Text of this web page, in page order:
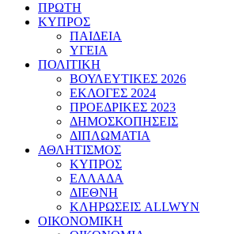
ΠΡΩΤΗ
ΚΥΠΡΟΣ
ΠΑΙΔΕΙΑ
ΥΓΕΙΑ
ΠΟΛΙΤΙΚΗ
ΒΟΥΛΕΥΤΙΚΕΣ 2026
ΕΚΛΟΓΕΣ 2024
ΠΡΟΕΔΡΙΚΕΣ 2023
ΔΗΜΟΣΚΟΠΗΣΕΙΣ
ΔΙΠΛΩΜΑΤΙΑ
ΑΘΛΗΤΙΣΜΟΣ
ΚΥΠΡΟΣ
ΕΛΛΑΔΑ
ΔΙΕΘΝΗ
ΚΛΗΡΩΣΕΙΣ ALLWYN
ΟΙΚΟΝΟΜΙΚΗ